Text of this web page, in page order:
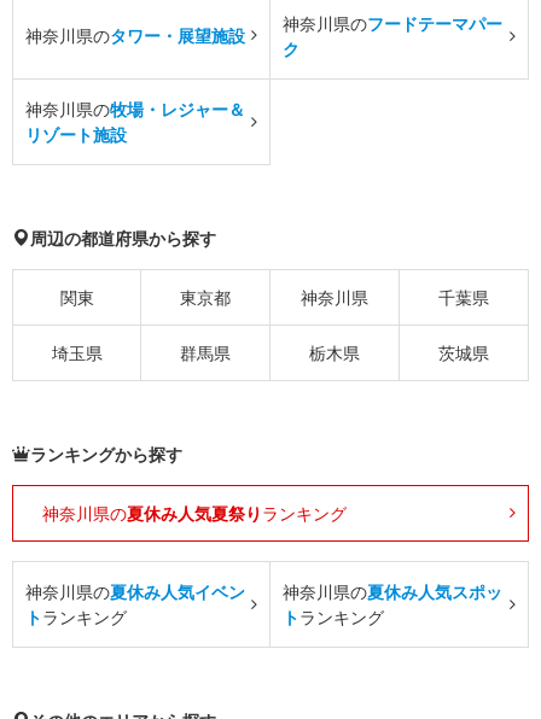
神奈川県のタワー・展望施設
神奈川県のフードテーマパー
ク
神奈川県の牧場・レジャー＆
リゾート施設
周辺の都道府県から探す
関東 東京都 神奈川県 千葉県
埼玉県 群馬県 栃木県 茨城県
ランキングから探す
神奈川県の夏休み人気夏祭り ランキング
神奈川県の夏休み人気イベン
トランキング
神奈川県の夏休み人気スポッ
トランキング